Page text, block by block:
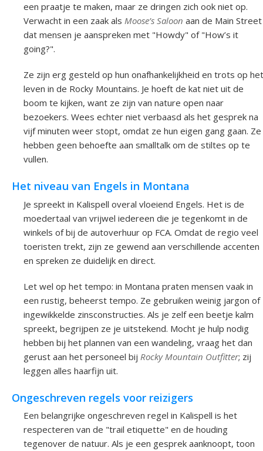
een praatje te maken, maar ze dringen zich ook niet op.
Verwacht in een zaak als Moose’s Saloon aan de Main Street
dat mensen je aanspreken met "Howdy" of "How’s it
going?".
Ze zijn erg gesteld op hun onafhankelijkheid en trots op het
leven in de Rocky Mountains. Je hoeft de kat niet uit de
boom te kijken, want ze zijn van nature open naar
bezoekers. Wees echter niet verbaasd als het gesprek na
vijf minuten weer stopt, omdat ze hun eigen gang gaan. Ze
hebben geen behoefte aan smalltalk om de stiltes op te
vullen.
Het niveau van Engels in Montana
Je spreekt in Kalispell overal vloeiend Engels. Het is de
moedertaal van vrijwel iedereen die je tegenkomt in de
winkels of bij de autoverhuur op FCA. Omdat de regio veel
toeristen trekt, zijn ze gewend aan verschillende accenten
en spreken ze duidelijk en direct.
Let wel op het tempo: in Montana praten mensen vaak in
een rustig, beheerst tempo. Ze gebruiken weinig jargon of
ingewikkelde zinsconstructies. Als je zelf een beetje kalm
spreekt, begrijpen ze je uitstekend. Mocht je hulp nodig
hebben bij het plannen van een wandeling, vraag het dan
gerust aan het personeel bij Rocky Mountain Outfitter; zij
leggen alles haarfijn uit.
Ongeschreven regels voor reizigers
Een belangrijke ongeschreven regel in Kalispell is het
respecteren van de "trail etiquette" en de houding
tegenover de natuur. Als je een gesprek aanknoopt, toon